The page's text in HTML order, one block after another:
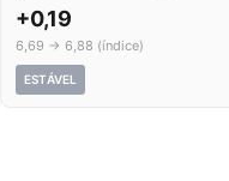
+0,19
6,69 → 6,88 (índice)
ESTÁVEL